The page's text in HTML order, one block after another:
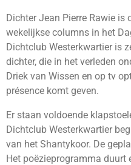
Dichter Jean Pierre Rawie is
wekelijkse columns in het
Dichtclub Westerkwartier is
dichter, die in het verleden
Driek van Wissen en op tv
présence komt geven.
Er staan voldoende
Dichtclub Westerkwartier
van het Shantykoor. De
Het poëzieprogramma duurt